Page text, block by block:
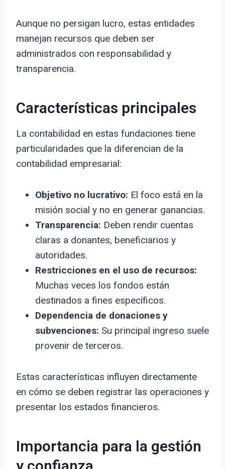
Aunque no persigan lucro, estas entidades
manejan recursos que deben ser
administrados con responsabilidad y
transparencia.
Características principales
La contabilidad en estas fundaciones tiene
particularidades que la diferencian de la
contabilidad empresarial:
Objetivo no lucrativo: El foco está en la
misión social y no en generar ganancias.
Transparencia: Deben rendir cuentas
claras a donantes, beneficiarios y
autoridades.
Restricciones en el uso de recursos:
Muchas veces los fondos están
destinados a fines específicos.
Dependencia de donaciones y
subvenciones: Su principal ingreso suele
provenir de terceros.
Estas características influyen directamente
en cómo se deben registrar las operaciones y
presentar los estados financieros.
Importancia para la gestión